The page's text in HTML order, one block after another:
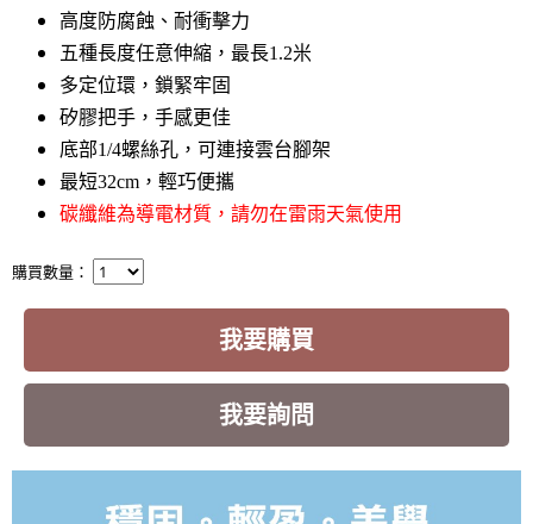
高度防腐蝕、耐衝擊力
五種長度任意伸縮，最長1.2米
多定位環，鎖緊牢固
矽膠把手，手感更佳
底部1/4螺絲孔，可連接雲台腳架
最短32cm，輕巧便攜
碳纖維為導電材質，請勿在雷雨天氣使用
購買數量：
我要購買
我要詢問